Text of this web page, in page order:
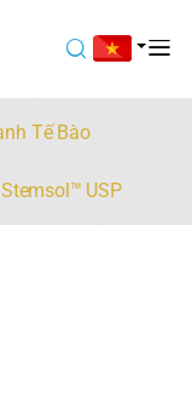
Tế Bào
USP